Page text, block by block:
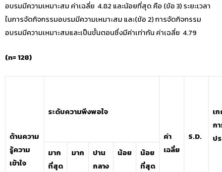
อบรมมีความเหมาะสม ค่าเฉลี่ย 4.82 และน้อยที่สุด คือ (ข้อ 3) ระยะเวลา
ในการจัดกิจกรรมอบรมมีความเหมาะสม และ(ข้อ 2) การจัดกิจกรรม
อบรมมีความเหมาะสมและเป็นขั้นตอนซึ่งมีค่าเท่ากัน ค่าเฉลี่ย 4.79
(n= 128)
ด้านความ
รู้ความ
เข้าใจ
ระดับความพึงพอใจ
ค่า
เฉลี่ย
S.D.
เ
ก
ป
มาก
ที่สุด
มาก
ปาน
กลาง
น้อย
น้อย
ที่สุด